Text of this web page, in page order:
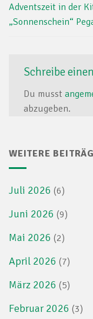
Adventszeit in der
„Sonnenschein“
Schreibe
Du musst
abzugeben.
WEITERE
Juli 2026 (6)
Juni 2026 (9)
Mai 2026 (2)
April 2026 (7)
März 2026 (5)
Februar 2026 (3)